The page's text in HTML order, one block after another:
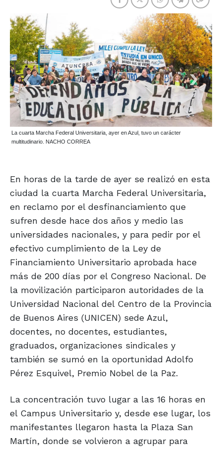
La cuarta Marcha Federal Universitaria, ayer en Azul, tuvo un carácter
multitudinario. NACHO CORREA
En horas de la tarde de ayer se realizó en esta
ciudad la cuarta Marcha Federal Universitaria,
en reclamo por el desfinanciamiento que
sufren desde hace dos años y medio las
universidades nacionales, y para pedir por el
efectivo cumplimiento de la Ley de
Financiamiento Universitario aprobada hace
más de 200 días por el Congreso Nacional. De
la movilización participaron autoridades de la
Universidad Nacional del Centro de la Provincia
de Buenos Aires (UNICEN) sede Azul,
docentes, no docentes, estudiantes,
graduados, organizaciones sindicales y
también se sumó en la oportunidad Adolfo
Pérez Esquivel, Premio Nobel de la Paz.
La concentración tuvo lugar a las 16 horas en
el Campus Universitario y, desde ese lugar, los
manifestantes llegaron hasta la Plaza San
Martín, donde se volvieron a agrupar para